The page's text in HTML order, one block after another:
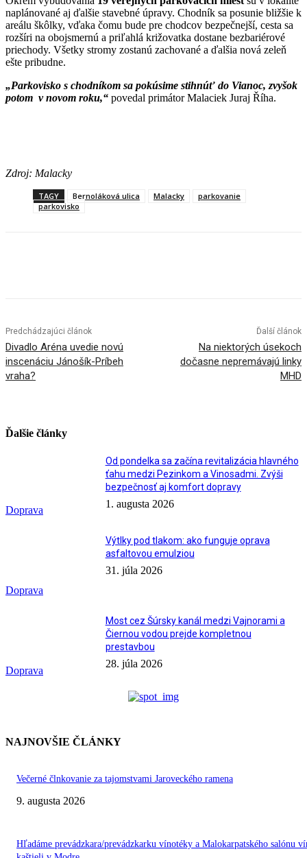
naplánované aj ďalšie stavebné úpravy. Chodník sa posunie bližšie k
areálu škôlky, vďaka čomu bude pre chodcov bezpečnejší, cesta sa
rozšíri na obojsmernú a priľahlá križovatka dostane bezbariérové
priechody. Všetky stromy zostanú zachované a ďalšia nová zeleň
ešte pribudne.
„Parkovisko s chodníkom sa pokúsime stihnúť do Vianoc, zvyšok
potom v novom roku,“ povedal primátor Malaciek Juraj Říha.
Zdroj: Malacky
TAGY Bernoláková ulica Malacky
parkovanie
parkovisko
Predchádzajúci článok
Divadlo Aréna uvedie novú
inscenáciu Jánošík-Príbeh
vraha?
Ďalší článok
Na niektorých úsekoch
dočasne nepremávajú linky
MHD
Ďalšie články
Doprava
Od pondelka sa začína revitalizácia hlavného
ťahu medzi Pezinkom a Vinosadmi. Zvýši
bezpečnosť aj komfort dopravy
1. augusta 2026
Doprava
Výtlky pod tlakom: ako funguje oprava
asfaltovou emulziou
31. júla 2026
Doprava
Most cez Šúrsky kanál medzi Vajnorami a
Čiernou vodou prejde kompletnou
prestavbou
28. júla 2026
NAJNOVŠIE ČLÁNKY
Večerné člnkovanie za tajomstvami Jaroveckého ramena
9. augusta 2026
Hľadáme prevádzkara/prevádzkarku vínotéky a Malokarpatského salónu